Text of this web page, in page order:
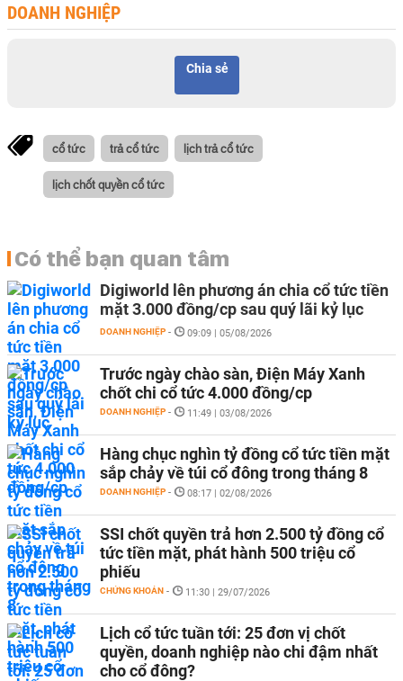
DOANH NGHIỆP
Chia sẻ
cổ tức trả cổ tức lịch trả cổ tức
lịch chốt quyền cổ tức
Có thể bạn quan tâm
Digiworld lên phương án chia cổ tức tiền
mặt 3.000 đồng/cp sau quý lãi kỷ lục
DOANH NGHIỆP - 09:09 | 05/08/2026
Trước ngày chào sàn, Điện Máy Xanh
chốt chi cổ tức 4.000 đồng/cp
DOANH NGHIỆP - 11:49 | 03/08/2026
Hàng chục nghìn tỷ đồng cổ tức tiền mặt
sắp chảy về túi cổ đông trong tháng 8
DOANH NGHIỆP - 08:17 | 02/08/2026
SSI chốt quyền trả hơn 2.500 tỷ đồng cổ
tức tiền mặt, phát hành 500 triệu cổ
phiếu
CHỨNG KHOÁN - 11:30 | 29/07/2026
Lịch cổ tức tuần tới: 25 đơn vị chốt
quyền, doanh nghiệp nào chi đậm nhất
cho cổ đông?